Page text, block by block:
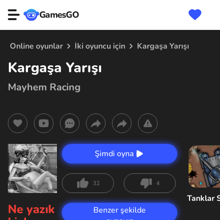
GamesGO
Online oyunlar İki oyuncu için Kargaşa Yarışı
Kargaşa Yarışı
Mayhem Racing
Şimdi oyna
32 4
Ne yazık
Benzer şekilde
Tanklar